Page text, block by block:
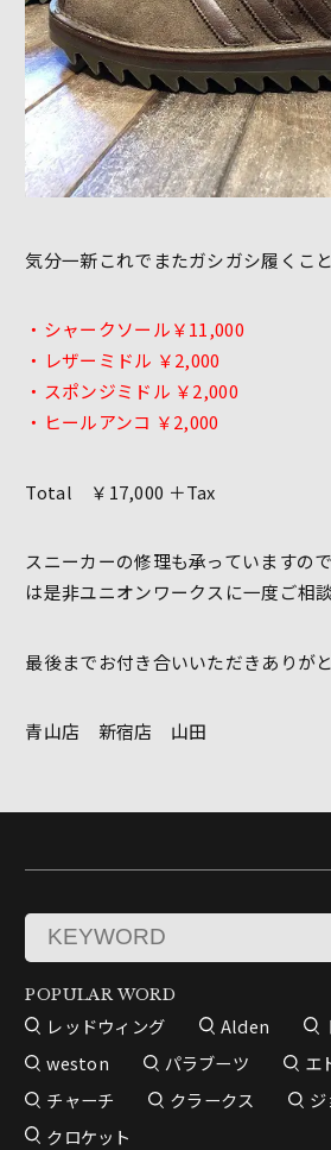
気分一新これでまたガシガシ履くこ
・シャークソール￥11,000
・レザーミドル ￥2,000
・スポンジミドル ￥2,000
・ヒールアンコ ￥2,000
Total ￥17,000 ＋Tax
スニーカーの修理も承っていますの
は是非ユニオンワークスに一度ご相
最後までお付き合いいただきありが
青山店 新宿店 山田
POPULAR WORD
レッドウィング Alden
weston
パラブーツ
エ
チャーチ
クラークス
クロケット